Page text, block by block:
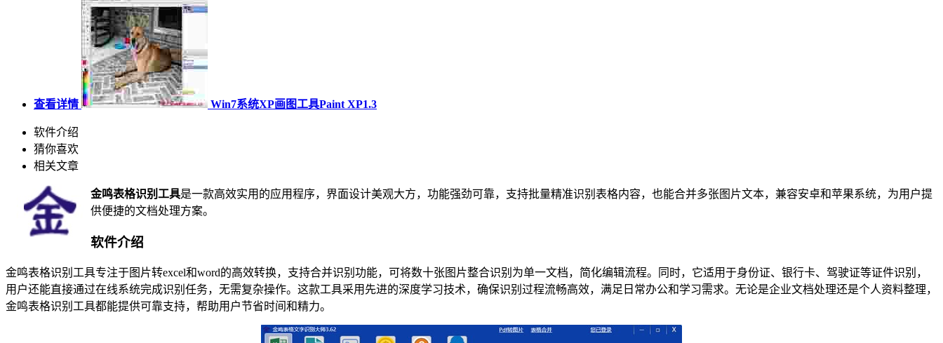
查看详情 Win7系统XP画图工具Paint XP1.3
软件介绍
猜你喜欢
相关文章
金鸣表格识别工具是一款高效实用的应用程序，界面设计美观大方，功能强劲可靠，支持批量精准识别表格内容，也能合并多张图片文本，兼容安卓和苹果系统，为用户提
供便捷的文档处理方案。
软件介绍
金鸣表格识别工具专注于图片转excel和word的高效转换，支持合并识别功能，可将数十张图片整合识别为单一文档，简化编辑流程。同时，它适用于身份证、银行卡、驾驶证等证件识别，
用户还能直接通过在线系统完成识别任务，无需复杂操作。这款工具采用先进的深度学习技术，确保识别过程流畅高效，满足日常办公和学习需求。无论是企业文档处理还是个人资料整理，
金鸣表格识别工具都能提供可靠支持，帮助用户节省时间和精力。